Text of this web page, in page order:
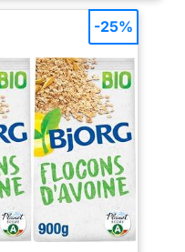
produit est élaboré à partir de
céréales complètes issues de
l'agriculture biologique, sans
sucres ajoutés en dehors de
ceux naturellement présents
dans l'avoine EMBALLAGE
ÉCORESPONSABLE : Fabriqué
en Allemagne, l'emballage de
ces céréales est 100%
recyclable, et présente une
taille réduite pour limiter son
impact sur l'environnement
COMMENT SAVOURER CES
CEREALES BIO ? : Ces flocons
d'avoine se dégustent en les
mélangeant avec une boisson
végétale, agrémentés ou non de
-25%